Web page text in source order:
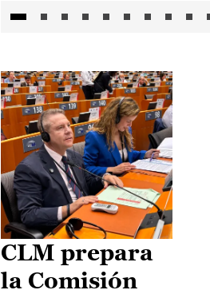
CLM prepara
la Comisión